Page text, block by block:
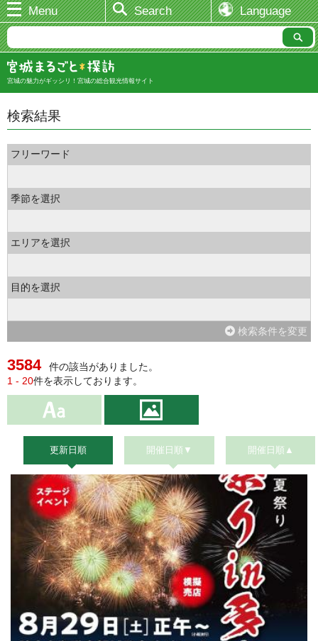
Menu Search Language
宮城の魅力がギッシリ！宮城の総合観光情報サイト
検索結果
フリーワード
季節を選択
エリアを選択
目的を選択
検索条件を変更
3584
件の該当がありました。
1 - 20件を表示しております。
更新日順 開催日順▼ 開催日順▲